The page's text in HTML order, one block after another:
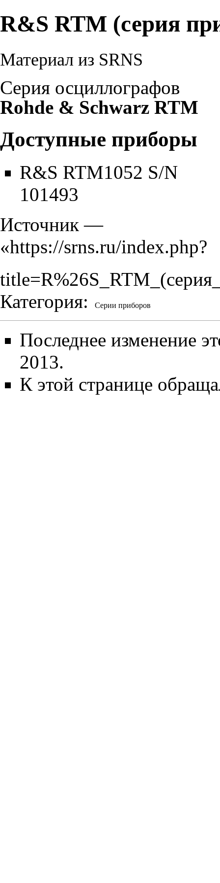
R&S RTM (серия
Материал из SRNS
Серия осциллографов
Rohde & Schwarz RTM
Доступные приборы
R&S RTM1052 S/N
101493
Источник —
«https://srns.ru/index.php?
Категория: Серии приборов
Последнее изменение
2013.
К этой странице